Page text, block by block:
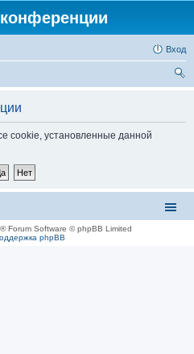
Вход
cookie, установленные данной
® Forum Software © phpBB Limited
phpBB